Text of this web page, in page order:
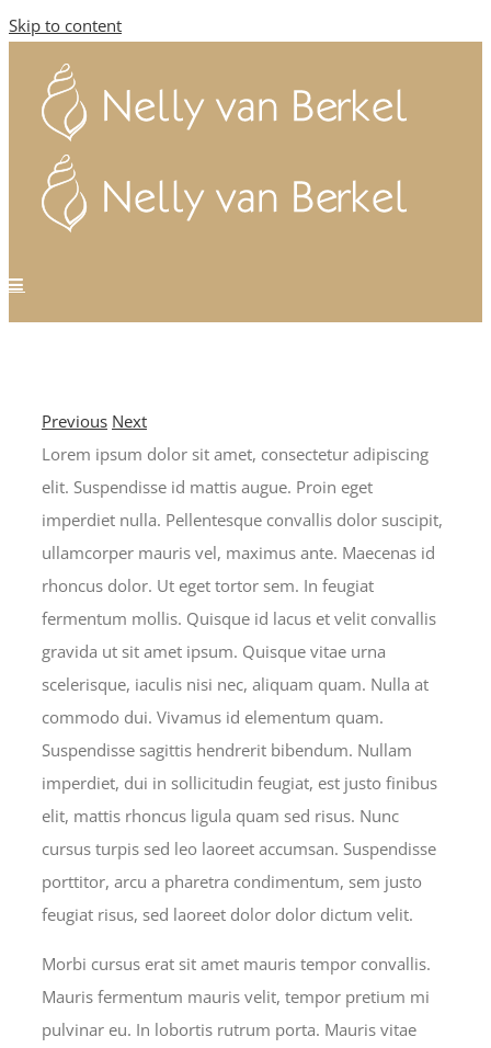
Skip to content
Previous Next
Lorem ipsum dolor sit amet, consectetur adipiscing
elit. Suspendisse id mattis augue. Proin eget
imperdiet nulla. Pellentesque convallis dolor suscipit,
ullamcorper mauris vel, maximus ante. Maecenas id
rhoncus dolor. Ut eget tortor sem. In feugiat
fermentum mollis. Quisque id lacus et velit convallis
gravida ut sit amet ipsum. Quisque vitae urna
scelerisque, iaculis nisi nec, aliquam quam. Nulla at
commodo dui. Vivamus id elementum quam.
Suspendisse sagittis hendrerit bibendum. Nullam
imperdiet, dui in sollicitudin feugiat, est justo finibus
elit, mattis rhoncus ligula quam sed risus. Nunc
cursus turpis sed leo laoreet accumsan. Suspendisse
porttitor, arcu a pharetra condimentum, sem justo
feugiat risus, sed laoreet dolor dolor dictum velit.
Morbi cursus erat sit amet mauris tempor convallis.
Mauris fermentum mauris velit, tempor pretium mi
pulvinar eu. In lobortis rutrum porta. Mauris vitae